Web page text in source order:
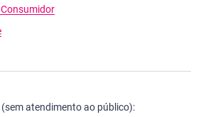
(sem atendimento ao público):